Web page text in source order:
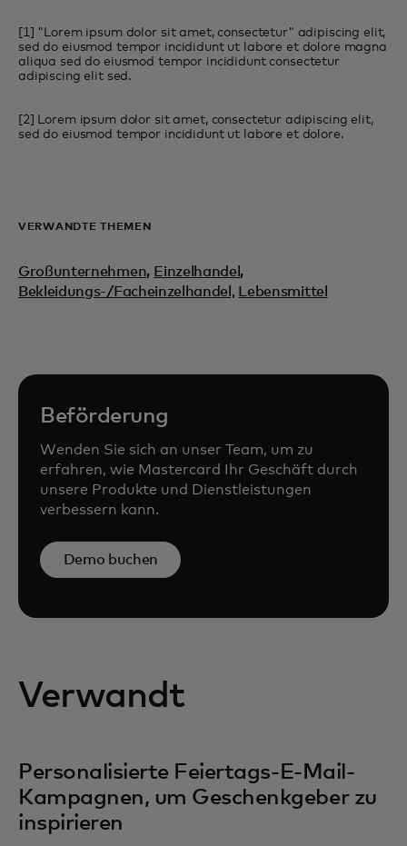
[1] "Lorem ipsum dolor sit amet, consectetur" adipiscing elit,
sed do eiusmod tempor incididunt ut labore et dolore magna
aliqua sed do eiusmod tempor incididunt consectetur
adipiscing elit sed.
[2] Lorem ipsum dolor sit amet, consectetur adipiscing elit,
sed do eiusmod tempor incididunt ut labore et dolore.
VERWANDTE THEMEN
Großunternehmen, Einzelhandel ,
Bekleidungs-/Facheinzelhandel,
Lebensmittel
Beförderung
Wenden Sie sich an unser Team, um zu
erfahren, wie Mastercard Ihr Geschäft durch
unsere Produkte und Dienstleistungen
verbessern kann.
Demo buchen
Verwandt
Personalisierte Feiertags-E-Mail-
Kampagnen, um Geschenkgeber zu
inspirieren